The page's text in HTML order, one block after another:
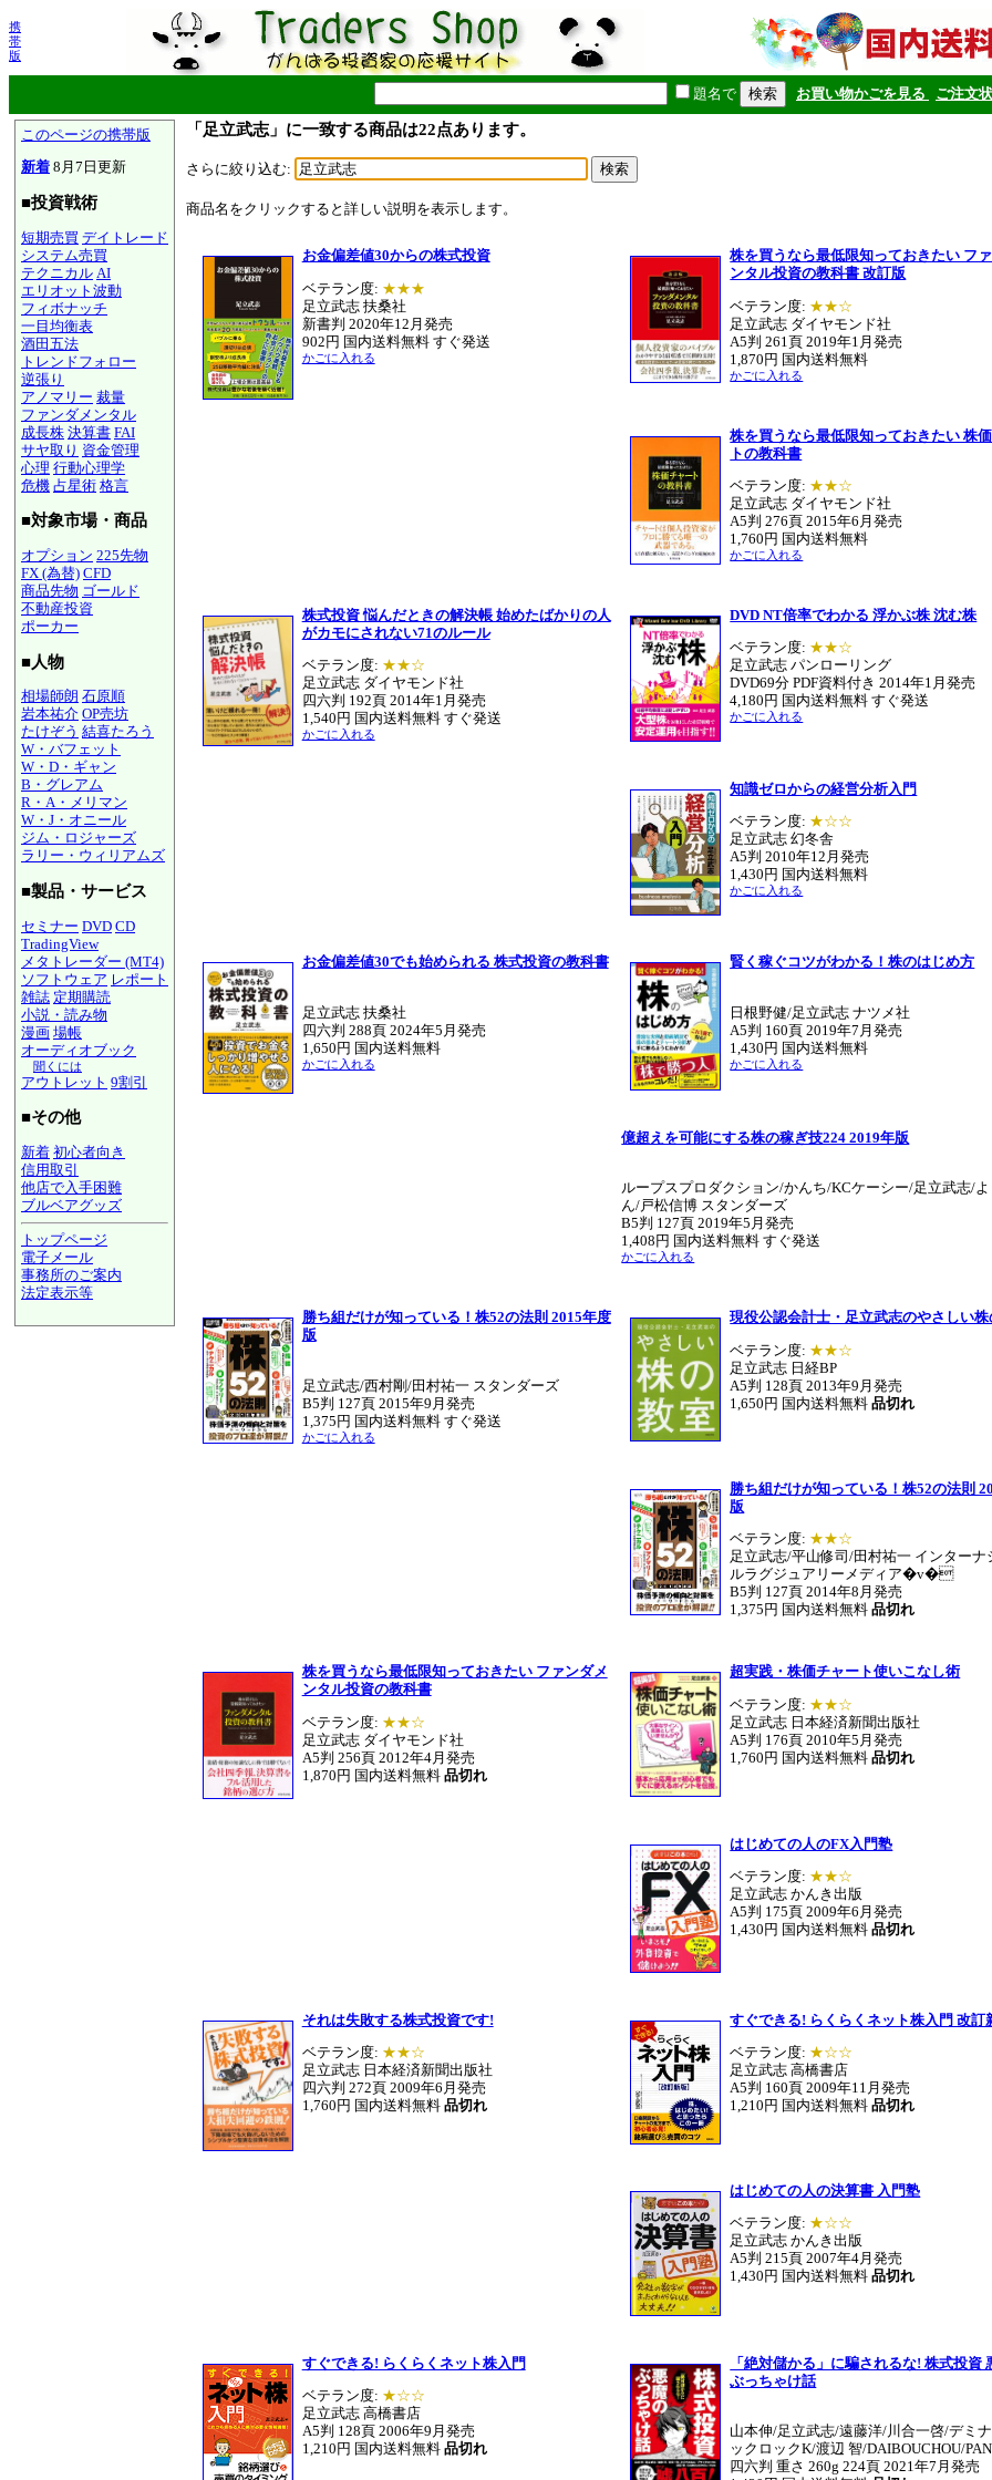
携
帯
版
題名で お買い物かごを見る ご注文
このページの携帯版
新着 8月7日更新
■投資戦術
短期売買 デイトレード
システム売買
テクニカル AI
エリオット波動
フィボナッチ
一目均衡表
酒田五法
トレンドフォロー
逆張り
アノマリー 裁量
ファンダメンタル
成長株 決算書 FAI
サヤ取り 資金管理
心理 行動心理学
危機 占星術 格言
■対象市場・商品
オプション 225先物
FX (為替) CFD
商品先物 ゴールド
不動産投資
ポーカー
■人物
相場師朗 石原順
岩本祐介 OP売坊
たけぞう 結喜たろう
W・バフェット
W・D・ギャン
B・グレアム
R・A・メリマン
W・J・オニール
ジム・ロジャーズ
ラリー・ウィリアムズ
■製品・サービス
セミナー DVD CD
TradingView
メタトレーダー (MT4)
ソフトウェア レポート
雑誌 定期購読
小説・読み物
漫画 場帳
オーディオブック
聞くには
アウトレット 9割引
■その他
新着 初心者向き
信用取引
他店で入手困難
ブルベアグッズ
トップページ
電子メール
事務所のご案内
法定表示等
「足立武志」に一致する商品は22点あります。
さらに絞り込む:
商品名をクリックすると詳しい説明を表示します。
お金偏差値30からの株式投資
ベテラン度: ★★★
足立武志 扶桑社
新書判 2020年12月発売
902円 国内送料無料 すぐ発送
かごに入れる
株を買うなら最低限知っておきたい フ
ンタル投資の教科書 改訂版
ベテラン度: ★★☆
足立武志 ダイヤモンド社
A5判 261頁 2019年1月発売
1,870円 国内送料無料
かごに入れる
株を買うなら最低限知っておきたい 株
トの教科書
ベテラン度: ★★☆
足立武志 ダイヤモンド社
A5判 276頁 2015年6月発売
1,760円 国内送料無料
かごに入れる
株式投資 悩んだときの解決帳 始めたばかりの人
がカモにされない71のルール
ベテラン度: ★★☆
足立武志 ダイヤモンド社
四六判 192頁 2014年1月発売
1,540円 国内送料無料 すぐ発送
かごに入れる
DVD NT倍率でわかる 浮かぶ株 沈む株
ベテラン度: ★★☆
足立武志 パンローリング
DVD69分 PDF資料付き 2014年1月発売
4,180円 国内送料無料 すぐ発送
かごに入れる
知識ゼロからの経営分析入門
ベテラン度: ★☆☆
足立武志 幻冬舎
A5判 2010年12月発売
1,430円 国内送料無料
かごに入れる
お金偏差値30でも始められる 株式投資の教科書
足立武志 扶桑社
四六判 288頁 2024年5月発売
1,650円 国内送料無料
かごに入れる
賢く稼ぐコツがわかる！株のはじめ方
日根野健/足立武志 ナツメ社
A5判 160頁 2019年7月発売
1,430円 国内送料無料
かごに入れる
億超えを可能にする株の稼ぎ技224 2019年版
ループスプロダクション/かんち/KCケーシー/足立武志/よ
ん/戸松信博 スタンダーズ
B5判 127頁 2019年5月発売
1,408円 国内送料無料 すぐ発送
かごに入れる
勝ち組だけが知っている！株52の法則 2015年度
版
足立武志/西村剛/田村祐一 スタンダーズ
B5判 127頁 2015年9月発売
1,375円 国内送料無料 すぐ発送
かごに入れる
現役公認会計士・足立武志のやさしい
ベテラン度: ★★☆
足立武志 日経BP
A5判 128頁 2013年9月発売
1,650円 国内送料無料品切れ
勝ち組だけが知っている！株52の法則
版
ベテラン度: ★★☆
足立武志/平山修司/田村祐一 インターナ
ルラグジュアリーメディア�v�
B5判 127頁 2014年8月発売
1,375円 国内送料無料品切れ
株を買うなら最低限知っておきたい ファンダメ
ンタル投資の教科書
ベテラン度: ★★☆
足立武志 ダイヤモンド社
A5判 256頁 2012年4月発売
1,870円 国内送料無料 品切れ
超実践・株価チャート使いこなし術
ベテラン度: ★★☆
足立武志 日本経済新聞出版社
A5判 176頁 2010年5月発売
1,760円 国内送料無料品切れ
はじめての人のFX入門塾
ベテラン度: ★★☆
足立武志 かんき出版
A5判 175頁 2009年6月発売
1,430円 国内送料無料品切れ
それは失敗する株式投資です!
ベテラン度: ★★☆
足立武志 日本経済新聞出版社
四六判 272頁 2009年6月発売
1,760円 国内送料無料 品切れ
すぐできる! らくらくネット株入門 改訂
ベテラン度: ★☆☆
足立武志 高橋書店
A5判 160頁 2009年11月発売
1,210円 国内送料無料品切れ
はじめての人の決算書 入門塾
ベテラン度: ★☆☆
足立武志 かんき出版
A5判 215頁 2007年4月発売
1,430円 国内送料無料品切れ
すぐできる! らくらくネット株入門
ベテラン度: ★☆☆
足立武志 高橋書店
A5判 128頁 2006年9月発売
1,210円 国内送料無料 品切れ
「絶対儲かる」に騙されるな! 株式投資
ぶっちゃけ話
山本伸/足立武志/遠藤洋/川合一啓/デミ
ックロックK/渡辺 智/DAIBOUCHOU/
四六判 重さ 260g 224頁 2021年7月発売